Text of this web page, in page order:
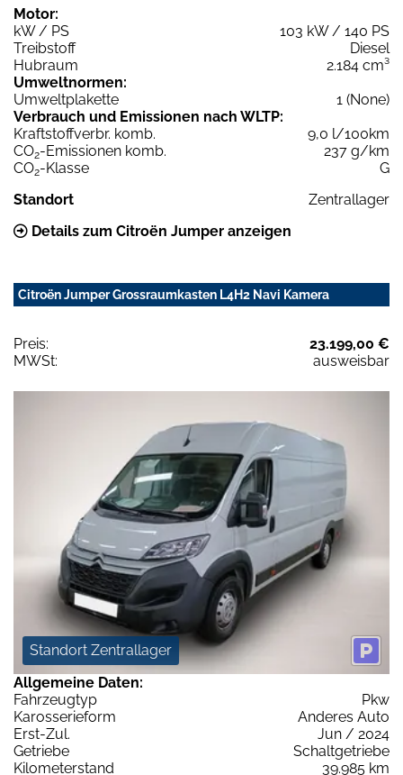
Motor:
kW / PS
103 kW / 140 PS
Treibstoff
Diesel
Hubraum
2.184 cm³
Umweltnormen:
Umweltplakette
1 (None)
Verbrauch und Emissionen nach WLTP:
Kraftstoffverbr. komb.
9,0 l/100km
CO2-Emissionen komb.
237 g/km
CO2-Klasse
G
Standort
Zentrallager
Details zum Citroën Jumper anzeigen
Citroën Jumper Grossraumkasten L4H2 Navi Kamera
Preis:
23.199,00 €
MWSt:
ausweisbar
Standort Zentrallager
Allgemeine Daten:
Fahrzeugtyp
Pkw
Karosserieform
Anderes Auto
Erst-Zul.
Jun / 2024
Getriebe
Schaltgetriebe
Kilometerstand
39.985 km